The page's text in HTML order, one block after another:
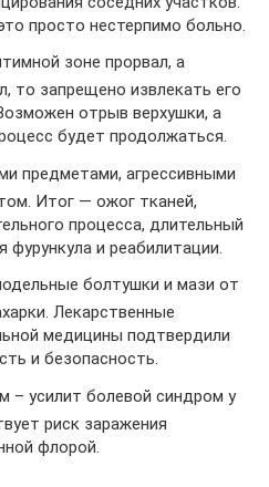
просто нестерпимо больно.
зоне прорвал, а
то запрещено извлекать его
отрыв верхушки, а
будет продолжаться.
предметами, агрессивными
Итог — ожог тканей,
процесса, длительный
фурункула и реабилитации.
болтушки и мази от
Лекарственные
медицины подтвердили
и безопасность.
– усилит болевой синдром у
риск заражения
флорой.